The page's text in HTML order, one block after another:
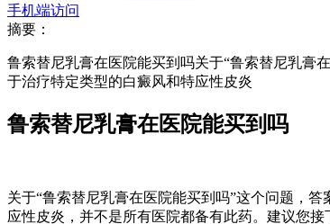
手机端访问
摘要：
鲁索替尼乳膏在医院能买到吗关于“鲁索替尼乳膏
于治疗特定类型的白癜风和特应性皮炎
鲁索替尼乳膏在医院能买到吗
关于“鲁索替尼乳膏在医院能买到吗”这个问题，
应性皮炎，并不是所有医院都备有此药。建议您